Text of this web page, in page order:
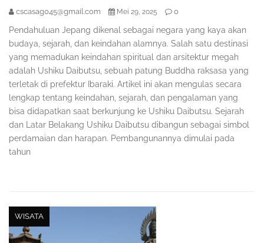
cscasag045@gmail.com Mei 29, 2025 0
Pendahuluan Jepang dikenal sebagai negara yang kaya akan
budaya, sejarah, dan keindahan alamnya. Salah satu destinasi
yang memadukan keindahan spiritual dan arsitektur megah
adalah Ushiku Daibutsu, sebuah patung Buddha raksasa yang
terletak di prefektur Ibaraki. Artikel ini akan mengulas secara
lengkap tentang keindahan, sejarah, dan pengalaman yang
bisa didapatkan saat berkunjung ke Ushiku Daibutsu. Sejarah
dan Latar Belakang Ushiku Daibutsu dibangun sebagai simbol
perdamaian dan harapan. Pembangunannya dimulai pada
tahun
WISATA